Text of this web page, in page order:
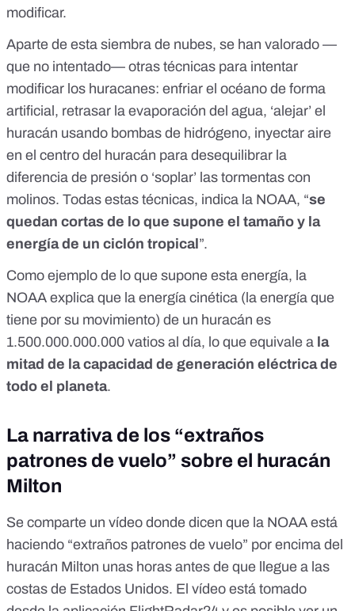
modificar.
Aparte de esta siembra de nubes, se han valorado —
que no intentado— otras técnicas para intentar
modificar los huracanes: enfriar el océano de forma
artificial, retrasar la evaporación del agua, ‘alejar’ el
huracán usando bombas de hidrógeno, inyectar aire
en el centro del huracán para desequilibrar la
diferencia de presión o ‘soplar’ las tormentas con
molinos. Todas estas técnicas, indica la NOAA, “se
quedan cortas de lo que supone el tamaño y la
energía de un ciclón tropical ”.
Como ejemplo de lo que supone esta energía, la
NOAA explica que la energía cinética ( la energía que
tiene por su movimiento) de un huracán es
1.500.000.000.000 vatios al día, lo que equivale a la
mitad de la capacidad de generación eléctrica de
todo el planeta.
La narrativa de los “extraños
patrones de vuelo” sobre el huracán
Milton
Se comparte un vídeo donde dicen que la NOAA está
haciendo “extraños patrones de vuelo” por encima del
huracán Milton unas horas antes de que llegue a las
costas de Estados Unidos. El vídeo está tomado